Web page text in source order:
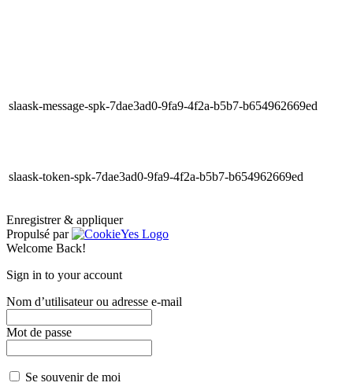
slaask-message-spk-7dae3ad0-9fa9-4f2a-b5b7-b654962669ed
slaask-token-spk-7dae3ad0-9fa9-4f2a-b5b7-b654962669ed
Enregistrer & appliquer
Propulsé par
Welcome Back!
Sign in to your account
Nom d’utilisateur ou adresse e-mail
Mot de passe
Se souvenir de moi